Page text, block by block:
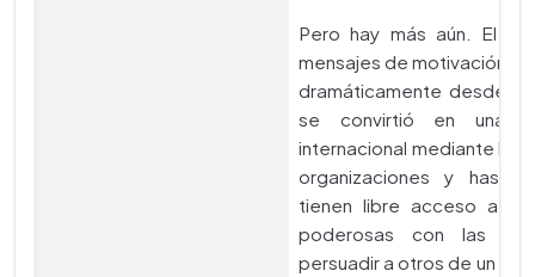
Pero hay más aún. El
mensajes de motivación
dramáticamente desde
se convirtió en una
internacional mediante la
organizaciones y hasta
tienen libre acceso a
poderosas con las
persuadir a otros de un